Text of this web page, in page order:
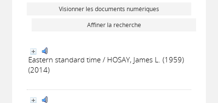
Visionner les documents numériques
Affiner la recherche
Eastern standard time / HOSAY, James L. (1959)
(2014)